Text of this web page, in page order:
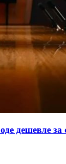
дешевле за